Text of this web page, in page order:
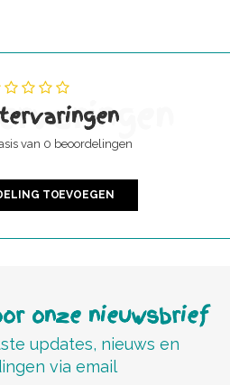
van 0 beoordelingen
TOEVOEGEN
onze nieuwsbrief
updates, nieuws en
via email